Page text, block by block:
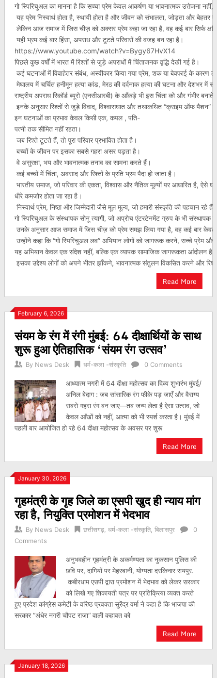
गो स्पिरिचुअल का मानना है कि सच्चा प्रेम केवल आकर्षण या भावनात्मक उत्तेजना
यह प्रेम निस्वार्थ होता है, स्थायी होता है और जीवन को संभालता, जोड़ता और बेहतर
लेकिन आज समाज में जिस चीज़ को अक्सर प्रेम कहा जा रहा है, वह कई बार सिर्फ
यही भ्रम कई बार हिंसा, अपराध और टूटते परिवारों की वजह बन रहा है।
https://www.youtube.com/watch?v=Bygy67HvX14
पिछले कुछ वर्षों में भारत में रिश्तों से जुड़े अपराधों में चिंताजनक वृद्धि देखी गई है।
कई घटनाओं में विवाहेतर संबंध, अस्वीकार किया गया प्रेम, शक या बेवफाई के कारण
मेघालय में चर्चित हनीमून हत्या कांड, मेरठ की दर्दनाक हत्या की घटना और देशभर
राष्ट्रीय अपराध रिकॉर्ड ब्यूरो (एनसीआरबी) के आँकड़े भी इस चिंता को और गंभीर बनाते
इनके अनुसार रिश्तों से जुड़े विवाद, विश्वासघात और तथाकथित “क्राइम ऑफ पैशन”
इन घटनाओं का प्रभाव केवल किसी एक, कपल , पति-
पत्नी तक सीमित नहीं रहता।
जब रिश्ते टूटते हैं, तो पूरा परिवार प्रभावित होता है।
बच्चों के जीवन पर इसका सबसे गहरा असर पड़ता है।
वे असुरक्षा, भय और भावनात्मक तनाव का सामना करते हैं।
कई बच्चों में चिंता, अवसाद और रिश्तों के प्रति भ्रम पैदा हो जाता है।
भारतीय समाज, जो परिवार की एकता, विश्वास और नैतिक मूल्यों पर आधारित है, ऐसे
धीरे कमजोर होता जा रहा है।
निस्वार्थ प्रेम, निष्ठा और जिम्मेदारी जैसे मूल मूल्य, जो हमारी संस्कृति की पहचान
गो स्पिरिचुअल के संस्थापक सोनू त्यागी, जो अप्रोच एंटरटेनमेंट ग्रुप के भी
उनके अनुसार आज समाज में जिस चीज़ को प्रेम समझ लिया गया है, वह कई बार केवल
उन्होंने कहा कि “गो स्पिरिचुअल लव” अभियान लोगों को जागरूक करने, सच्चे प्रेम
यह अभियान केवल एक संदेश नहीं, बल्कि एक व्यापक सामाजिक जागरूकता आंदोलन है।
इसका उद्देश्य लोगों को अपने भीतर झाँकने, भावनात्मक संतुलन विकसित करने और
Read More
February 6, 2026
संयम के रंग में रंगी मुंबई: 64 दीक्षार्थियों के साथ
शुरू हुआ ऐतिहासिक ‘संयम रंग उत्सव’
By News Desk धर्म-कला -संस्कृति 0 Comments
आध्यात्म नगरी में 64 दीक्षा महोत्सव का दिव्य शुभारंभ मुंबई/
अनिल बेदाग : जब सांसारिक रंग फीके पड़ जाएँ और वैराग्य
सबसे गहरा रंग बन जाए—तब जन्म लेता है ऐसा उत्सव, जो
केवल आँखों को नहीं, आत्मा को भी स्पर्श करता है। मुंबई में
पहली बार आयोजित हो रहे 64 दीक्षा महोत्सव के अवसर पर शुरू
Read More
January 30, 2026
गृहमंत्री के गृह जिले का एसपी खुद ही न्याय मांग
रहा है, नियुक्ति प्रमोशन में भेदभाव
By News Desk छत्तीसगढ़, धर्म-कला -संस्कृति, बिलासपुर
0
Comments
अनुभवहीन गृहमंत्री के अकर्मण्यता का नुकसान पुलिस की
छवि पर, दागियों पर मेहरबानी, योग्यता दरकिनार रायपुर.
कबीरधाम एसपी द्वारा प्रमोशन में भेदभाव को लेकर सरकार
को लिखे गए शिकायती पत्र पर प्रतिक्रिया व्यक्त करते
हुए प्रदेश कांग्रेस कमेटी के वरिष्ठ प्रवक्ता सुरेंद्र वर्मा ने कहा है कि भाजपा की
सरकार “अंधेर नगरी चौपट राजा“ वाली कहावत को
Read More
January 18, 2026